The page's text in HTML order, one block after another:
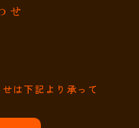
せ
は下記より承って